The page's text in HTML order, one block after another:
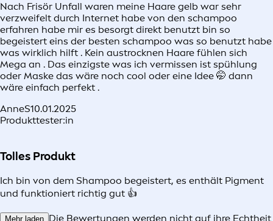
Nach Frisör Unfall waren meine Haare gelb war sehr
verzweifelt durch Internet habe von den schampoo
erfahren habe mir es besorgt direkt benutzt bin so
begeistert eins der besten schampoo was so benutzt habe
was wirklich hilft . Kein austrocknen Haare fühlen sich
Mega an . Das einzigste was ich vermissen ist spühlung
oder Maske das wäre noch cool oder eine Idee 🤭 dann
wäre einfach perfekt .
AnneS10.01.2025
Produkttester:in
Tolles Produkt
Ich bin von dem Shampoo begeistert, es enthält Pigment
und funktioniert richtig gut 👍
Mehr laden Die Bewertungen werden nicht auf ihre Echtheit